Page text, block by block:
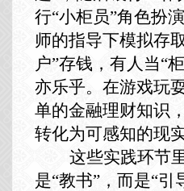
行“小柜员”角色扮
师的指导下模拟存
户”存钱，有人当“
亦乐乎。 在游戏玩
单的金融理财知识，
转化为可感知的现
这些实践环节
是“教书”，而是“引